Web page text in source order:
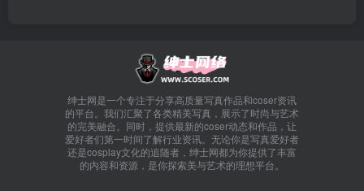
绅士网是一个专注于分享高质量写真作品和coser资讯
的平台。我们汇聚了各类精美写真，展示了时尚与艺术
的完美融合。同时，提供最新的coser动态和作品，让
爱好者们第一时间了解行业资讯。无论你是写真爱好者
还是cosplay文化的追随者，绅士网都为你提供了丰富
的内容和资源，是你探索美与艺术的理想平台。